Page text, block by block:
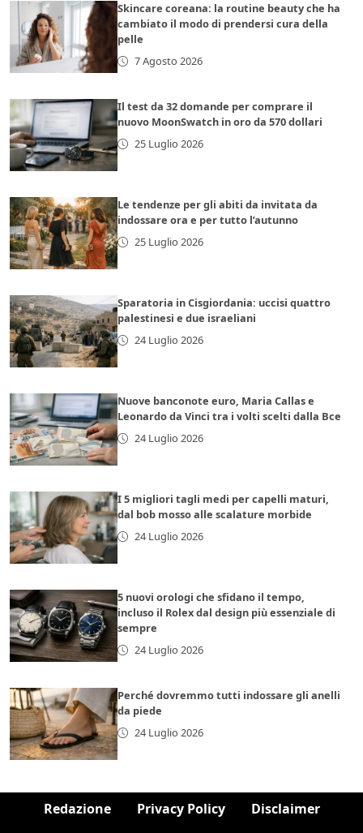
Skincare coreana: la routine beauty che ha
cambiato il modo di prendersi cura della
pelle
7 Agosto 2026
Il test da 32 domande per comprare il
nuovo MoonSwatch in oro da 570 dollari
25 Luglio 2026
Le tendenze per gli abiti da invitata da
indossare ora e per tutto l’autunno
25 Luglio 2026
Sparatoria in Cisgiordania: uccisi quattro
palestinesi e due israeliani
24 Luglio 2026
Nuove banconote euro, Maria Callas e
Leonardo da Vinci tra i volti scelti dalla Bce
24 Luglio 2026
I 5 migliori tagli medi per capelli maturi,
dal bob mosso alle scalature morbide
24 Luglio 2026
5 nuovi orologi che sfidano il tempo,
incluso il Rolex dal design più essenziale di
sempre
24 Luglio 2026
Perché dovremmo tutti indossare gli anelli
da piede
24 Luglio 2026
Redazione Privacy Policy Disclaimer